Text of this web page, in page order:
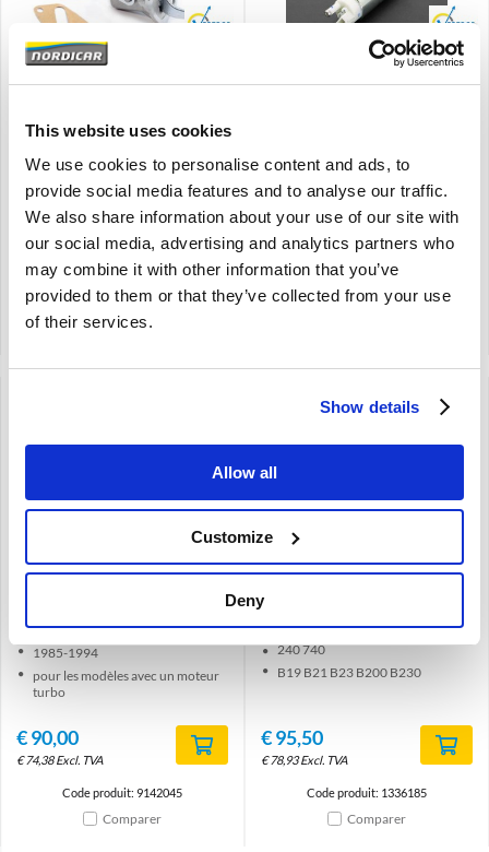
This website uses cookies
We use cookies to personalise content and ads, to
provide social media features and to analyse our traffic.
We also share information about your use of our site with
our social media, advertising and analytics partners who
may combine it with other information that you’ve
provided to them or that they’ve collected from your use
of their services.
Show details
Allow all
Customize
Deny
Brand
Pompe à carburant Volvo
B4B B16 403269
444 445 544 210 Amazon
sans bol en verre
€59,00
48,76Excl. TVA
Code produit: 403269
Comparer
Brand
Pompe à carburant Volvo
pour les moteurs avec turbo
€60,00
€49,59Excl. TVA
Code produit: 30611491
Pompe à carburant Volvo
740 940
1985-1994
pour les modèles avec un moteur
turbo
€90,00
€74,38 Excl. TVA
Code produit: 9142045
Comparer
Brand
Pompe à carburant Volvo
B19/21/23/200/230
1336185
240 740
B19 B21 B23 B200 B230
€95,50
€78,93 Excl. TVA
Code produit: 1336185
Comparer